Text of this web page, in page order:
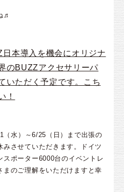
♬
本導入を機会にオリジナ
のBUZZアクセサリーパ
いただく予定です。こち
！
（水）～6/25（日）まで出張の
みさせていただきます。ドイツ
スポーター6000台のイベントレ
まのご理解をいただけますと幸